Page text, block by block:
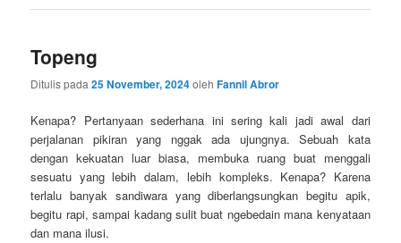
Topeng
Ditulis pada25 November, 2024olehFannil Abror
Kenapa? Pertanyaan sederhana ini sering kali jadi awal dari
perjalanan pikiran yang nggak ada ujungnya. Sebuah kata
dengan kekuatan luar biasa, membuka ruang buat menggali
sesuatu yang lebih dalam, lebih kompleks. Kenapa? Karena
terlalu banyak sandiwara yang diberlangsungkan begitu apik,
begitu rapi, sampai kadang sulit buat ngebedain mana kenyataan
dan mana ilusi.